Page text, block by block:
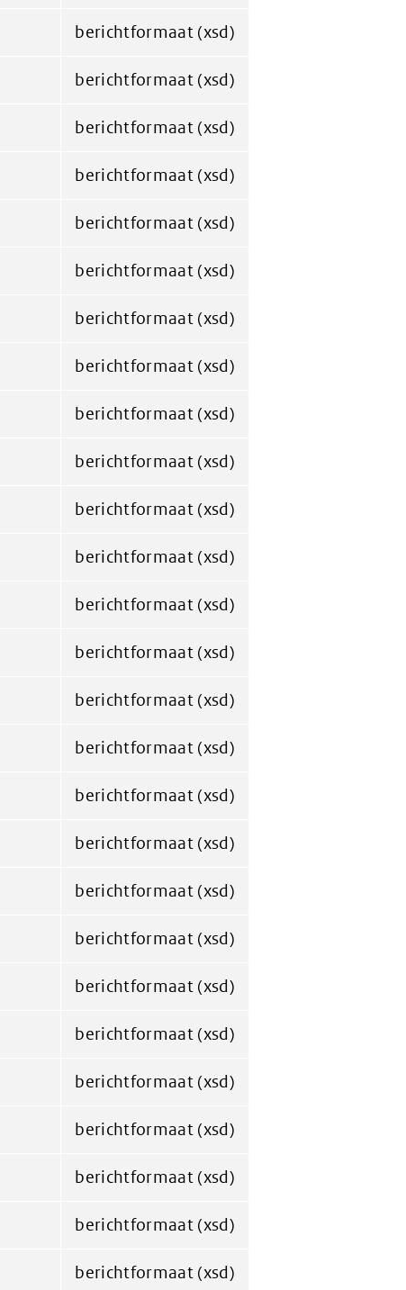
berichtformaat (xsd)
berichtformaat (xsd)
berichtformaat (xsd)
berichtformaat (xsd)
berichtformaat (xsd)
berichtformaat (xsd)
berichtformaat (xsd)
berichtformaat (xsd)
berichtformaat (xsd)
berichtformaat (xsd)
berichtformaat (xsd)
berichtformaat (xsd)
berichtformaat (xsd)
berichtformaat (xsd)
berichtformaat (xsd)
berichtformaat (xsd)
berichtformaat (xsd)
berichtformaat (xsd)
berichtformaat (xsd)
berichtformaat (xsd)
berichtformaat (xsd)
berichtformaat (xsd)
berichtformaat (xsd)
berichtformaat (xsd)
berichtformaat (xsd)
berichtformaat (xsd)
berichtformaat (xsd)